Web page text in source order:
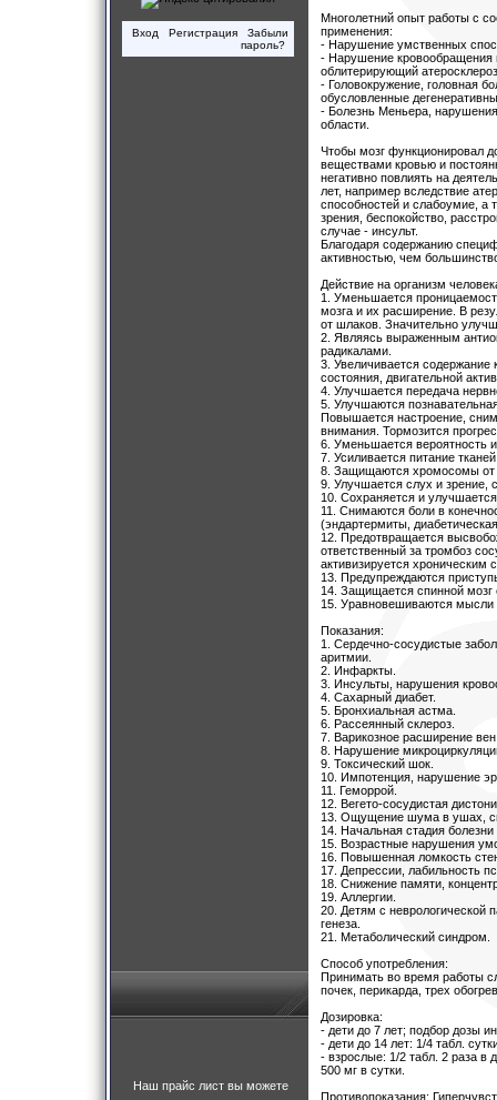
Вход Регистрация
Забыли
пароль?
Наш прайс лист вы можете
Многолетний опыт работы с
применения:
- Нарушение умственных
- Нарушение
облитерирующий
- Головокружение, головная
обусловленные
- Болезнь Меньера,
области.
Чтобы мозг функционировал
веществами кровью и
негативно повлиять на
лет, например вследствие
способностей и слабоумие, а
зрения, беспокойство,
случае - инсульт.
Благодаря содержанию
активностью, чем
Действие на организм
1. Уменьшается
мозга и их расширение. В
от шлаков. Значительно
2. Являясь выраженным
радикалами.
3. Увеличивается
состояния, двигательной
4. Улучшается передача
5. Улучшаются
Повышается настроение,
внимания. Тормозится
6. Уменьшается вероятность
7. Усиливается питание
8. Защищаются хромосомы от
9. Улучшается слух и зрение,
10. Сохраняется и
11. Снимаются боли в
(эндартермиты,
12. Предотвращается
ответственный за тромбоз
активизируется хроническим
13. Предупреждаются
14. Защищается спинной мозг
15. Уравновешиваются мысли
Показания:
1. Сердечно-сосудистые
аритмии.
2. Инфаркты.
3. Инсульты, нарушения
4. Сахарный диабет.
5. Бронхиальная астма.
6. Рассеянный склероз.
7. Варикозное расширение
8. Нарушение
9. Токсический шок.
10. Импотенция, нарушение
11. Геморрой.
12. Вегето-сосудистая
13. Ощущение шума в ушах,
14. Начальная стадия
15. Возрастные нарушения
16. Повышенная ломкость
17. Депрессии, лабильность
18. Снижение памяти,
19. Аллергии.
20. Детям с неврологической
генеза.
21. Метаболический синдром.
Способ употребления:
Принимать во время работы
почек, перикарда, трех
Дозировка:
- дети до 7 лет; подбор дозы
- дети до 14 лет: 1/4 табл.
- взрослые: 1/2 табл. 2 раза в
500 мг в сутки.
Противопоказания: